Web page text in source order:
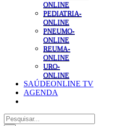
ONLINE
PEDIATRIA-
ONLINE
PNEUMO-
ONLINE
REUMA-
ONLINE
URO-
ONLINE
SAÚDEONLINE TV
AGENDA
Pesquisar